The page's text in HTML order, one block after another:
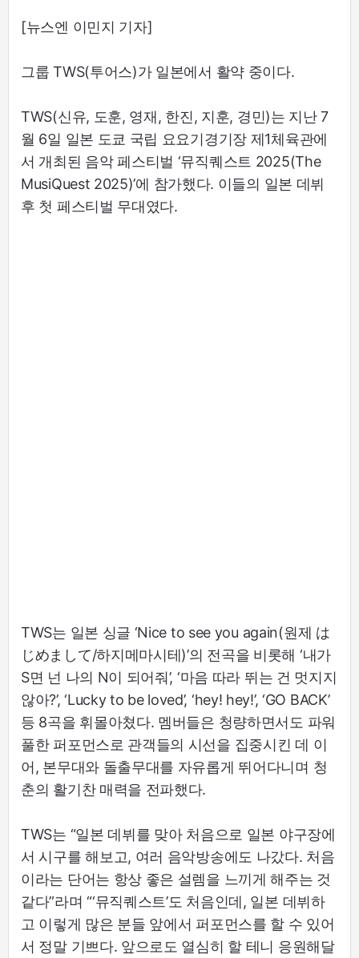
[뉴스엔 이민지 기자]
그룹 TWS(투어스)가 일본에서 활약 중이다.
TWS(신유, 도훈, 영재, 한진, 지훈, 경민)는 지난 7
월 6일 일본 도쿄 국립 요요기경기장 제1체육관에
서 개최된 음악 페스티벌 ‘뮤직퀘스트 2025(The
MusiQuest 2025)’에 참가했다. 이들의 일본 데뷔
후 첫 페스티벌 무대였다.
TWS는 일본 싱글 ‘Nice to see you again(원제 は
じめまして/하지메마시테)’의 전곡을 비롯해 ‘내가
S면 넌 나의 N이 되어줘’, ‘마음 따라 뛰는 건 멋지지
않아?’, ‘Lucky to be loved’, ‘hey! hey!’, ‘GO BACK’
등 8곡을 휘몰아쳤다. 멤버들은 청량하면서도 파워
풀한 퍼포먼스로 관객들의 시선을 집중시킨 데 이
어, 본무대와 돌출무대를 자유롭게 뛰어다니며 청
춘의 활기찬 매력을 전파했다.
TWS는 “일본 데뷔를 맞아 처음으로 일본 야구장에
서 시구를 해보고, 여러 음악방송에도 나갔다. 처음
이라는 단어는 항상 좋은 설렘을 느끼게 해주는 것
같다”라며 “‘뮤직퀘스트’도 처음인데, 일본 데뷔하
고 이렇게 많은 분들 앞에서 퍼포먼스를 할 수 있어
서 정말 기쁘다. 앞으로도 열심히 할 테니 응원해달